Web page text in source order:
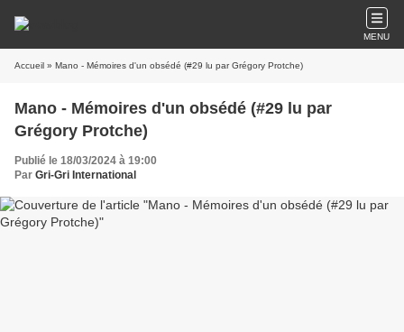
MENU
Accueil » Mano - Mémoires d'un obsédé (#29 lu par Grégory Protche)
Mano - Mémoires d'un obsédé (#29 lu par
Grégory Protche)
Publié le 18/03/2024 à 19:00
Par Gri-Gri International